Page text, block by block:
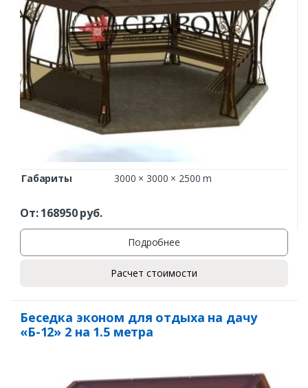
Габариты 3000 × 3000 × 2500 m
От:168950руб.
Подробнее
Расчет стоимости
Беседка эконом для отдыха на дачу
«Б-12» 2 на 1.5 метра